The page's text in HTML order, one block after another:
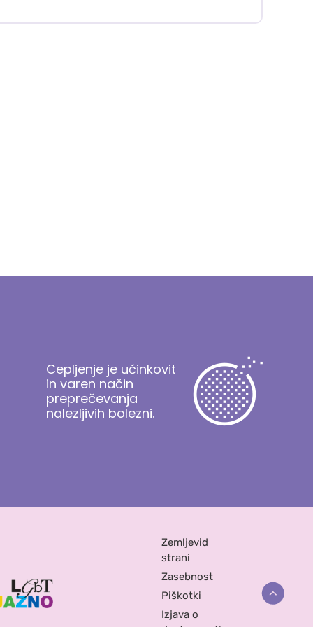
Cepljenje je učinkovit
in varen način
preprečevanja
nalezljivih bolezni.
Zemljevid
strani
Zasebnost
Piškotki
Izjava o